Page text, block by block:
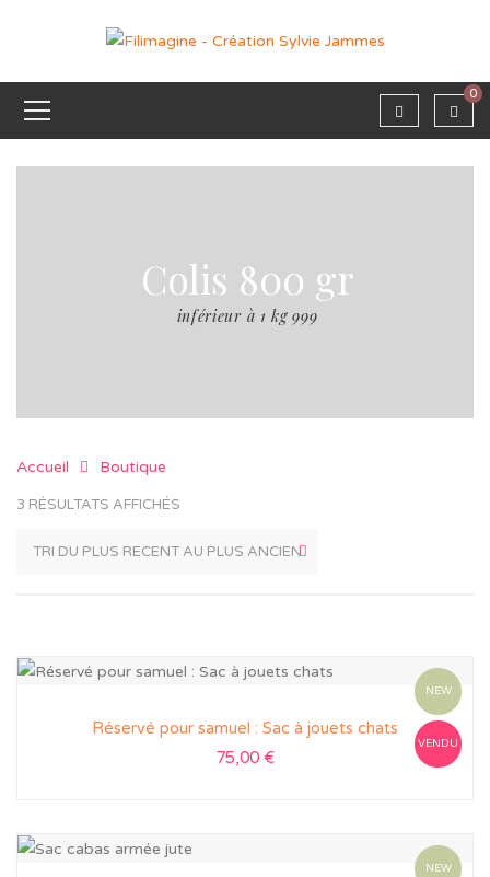
0
Colis 800 gr
inférieur à 1 kg 999
Accueil Boutique
3 RÉSULTATS AFFICHÉS
NEW
VENDU
Réservé pour samuel : Sac à jouets chats
75,00 €
NEW